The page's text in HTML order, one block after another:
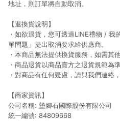
地址，則訂單將自動取消。
【退換貨說明】
・如欲退貨，您可透過LINE禮物 /
單問題」提出取消要求給供應商。
・本商品無法提供換貨服務，如需其
・商品退貨以商品賣方之退貨規範為準
・對商品有任何疑慮，請與我們連絡
【商家資訊】
公司名稱: 墊腳石國際股份有限公司
統一編號: 84809668